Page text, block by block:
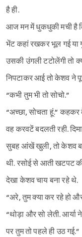
है ही.
आज मन में धुकधुकी मची है
भेंट कहां रखकर भूल गई या
उसकी उंगली टटोलेंगी तो
निपटाकर आई तो केशव ने
“कभी तुम भी तो सोचो.”
“अच्छा, सोचता हूं.”
वह करवटें बदलती रही.
सुबह आंखें खुली, तो केशव
थी. रसोई से आती खटपट
देखा केशव चाय बना रहे थे.
“अरे, तुम क्या कर रहे हो
“थोड़ा और सो लेती. आर्या
पर तुम तो पहले ही उठ गई.”